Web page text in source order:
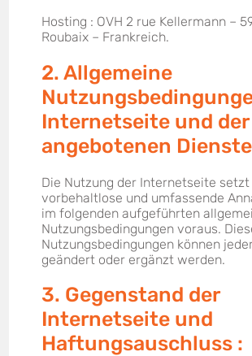
Hosting : OVH 2 rue Kellermann –
Roubaix – Frankreich.
2. Allgemeine
Internetseite und der
angebotenen
Die Nutzung der Internetseite setzt
vorbehaltlose und umfassende
im folgenden aufgeführten
Nutzungsbedingungen voraus.
Nutzungsbedingungen können
geändert oder ergänzt werden.
3. Gegenstand der
Internetseite und
Haftungsauschluss :